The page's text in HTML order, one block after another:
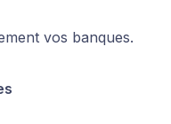
vos banques.